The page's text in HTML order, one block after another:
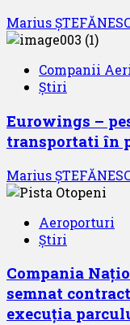
Marius
Companii
Știri
Eurowings –
transportati în
Marius
Aeroporturi
Știri
Compania
semnat
execuția